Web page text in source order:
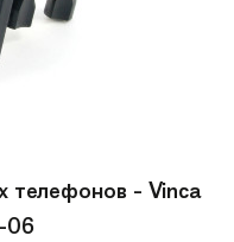
телефонов - Vinca
06